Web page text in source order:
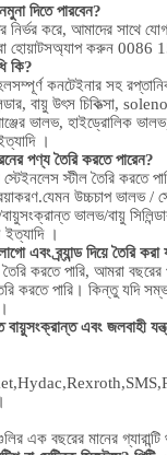
দিতে পারবেন?
করে, আমাদের সাথে
হোয়াটসঅ্যাপ করুন 0086
কি?
সম্পূর্ণ কনটেইনার সহ
বায়ু উৎস চিকিত্সা,
ভালভ, হাইড্রোলিক
।
পণ্য তৈরি করতে পারেন?
স্টীল তৈরি করতে
যেমন উচ্চচাপ ভালভ /
বায়ুসংক্রান্ত ভালভ/বায়ু
।
এবং ব্র্যান্ড দিয়ে তৈরি করা
করতে পারি, আমরা
করতে পারি। কিন্তু যদি
এবং জলবাহী
এক বছরের মানের গ্যারান্টি